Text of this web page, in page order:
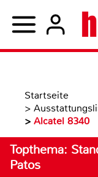
Startseite
>
> Alcatel 8340
Topthema:
Patos